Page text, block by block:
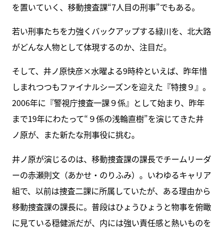
を置いていく、移動捜査課“7人目の刑事”でもある。
若い刑事たちを力強くバックアップする緑川を、北大路
がどんな人物として体現するのか、注目だ。
そして、井ノ原快彦×水曜よる9時枠といえば、昨年惜
しまれつつもファイナルシーズンを迎えた『特捜９』。
2006年に『警視庁捜査一課９係』として始まり、昨年
まで19年にわたって“９係の浅輪直樹”を演じてきた井
ノ原が、また新たな刑事役に挑む。
井ノ原が演じるのは、移動捜査課の課長でチームリーダ
ーの赤瀬則文（あかせ・のりふみ）。いわゆるキャリア
組で、以前は捜査二課に所属していたが、ある理由から
移動捜査課の課長に。普段はひょうひょうと物事を俯瞰
に見ている穏健派だが、内には強い責任感と熱いものを